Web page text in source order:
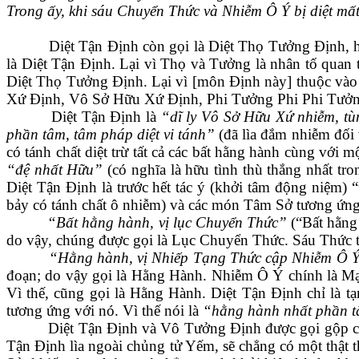
Trong ấy, khi sáu Chuyển Thức và Nhiễm Ô Ý bị diệt
Diệt Tận Định còn gọi là Diệt Thọ Tưởng Định,
là Diệt Tận Định. Lại vì Thọ và Tưởng là nhân tố quan
Diệt Thọ Tưởng Định. Lại vì [môn Định này] thuộc
Xứ Định, Vô Sở Hữu Xứ Định, Phi Tưởng Phi Phi
Diệt Tận Định là “dĩ ly Vô Sở Hữu Xứ nhiễm,
phần tâm, tâm pháp diệt vi tánh”(đã lìa đắm nhiễm
có tánh chất diệt trừ tất cả các bất hằng hành cùng với
“đệ nhất Hữu” (có nghĩa là hữu tình thù thắng nhất
Diệt Tận Định là trước hết tác ý (khởi tâm động niệm)
bảy có tánh chất ô nhiễm) và các món Tâm Sở tương
“Bất hằng hành, vị lục Chuyển Thức” (“Bất
do vậy, chúng được gọi là Lục Chuyển Thức. Sáu
“Hằng hành, vị Nhiếp Tạng Thức cập Nhiễm Ô
đoạn; do vậy gọi là Hằng Hành. Nhiễm Ô Ý chính là
Vì thế, cũng gọi là Hằng Hành. Diệt Tận Định chỉ là
tương ứng với nó. Vì thế nói là “hằng hành nhất phần
Diệt Tận Định và Vô Tưởng Định được gọi gộp
Tận Định lìa ngoài chủng tử Yếm, sẽ chẳng có một thật